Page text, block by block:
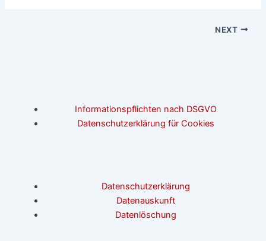
NEXT
Informationspflichten nach DSGVO
Datenschutzerklärung für Cookies
Datenschutzerklärung
Datenauskunft
Datenlöschung